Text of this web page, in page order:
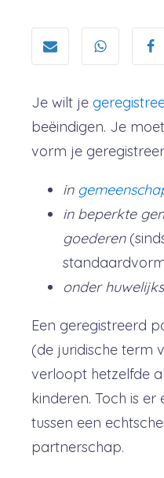
Je wilt je
beëindigen. Je
vorm je
in
in beperkte
goederen
onder
Een geregistreerd
(de juridische term
verloopt hetzelfde
kinderen. Toch is
tussen een
partnerschap.